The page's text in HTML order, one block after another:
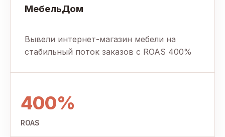
МебельДом
Вывели интернет-магазин мебели на
стабильный поток заказов с ROAS 400%
400%
ROAS